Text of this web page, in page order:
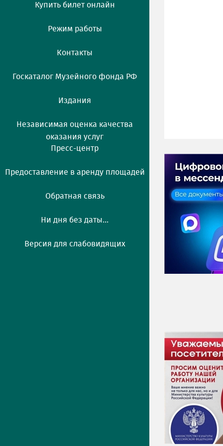
Купить билет онлайн
Режим работы
Контакты
Госкаталог Музейного фонда РФ
Издания
Независимая оценка качества
оказания услуг
Пресс-центр
Предоставление в аренду площадей
Обратная связь
Ни дня без даты...
Версия для слабовидящих